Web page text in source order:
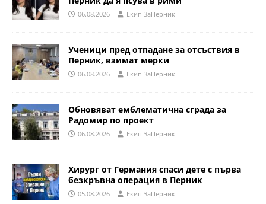
06.08.2026 Eкип ЗаПерник
Ученици пред отпадане за отсъствия в
Перник, взимат мерки
06.08.2026 Eкип ЗаПерник
Обновяват емблематична сграда за
Радомир по проект
06.08.2026 Eкип ЗаПерник
Хирург от Германия спаси дете с първа
безкръвна операция в Перник
05.08.2026 Eкип ЗаПерник